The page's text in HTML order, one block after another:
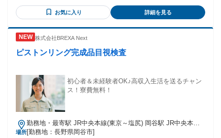
お気に入り 詳細を見る
株式会社BREXA Next
ピストンリング完成品目視検査
初心者＆未経験者OK♪高収入生活を送るチャン
ス！寮費無料！
場所
勤務地・最寄駅 JR中央本線(東京～塩尻) 岡谷駅 JR中央本線
(東京～塩尻)/岡谷駅,車,10分 ※長野道岡谷ICから車で5分 ※最
[勤務地：長野県岡谷市]